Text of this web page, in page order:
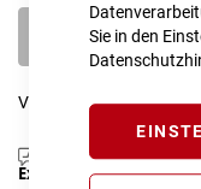
Sie in den
Vergleichsliste:
Produktanfrage stellen
Extra Schutz? Jetzt